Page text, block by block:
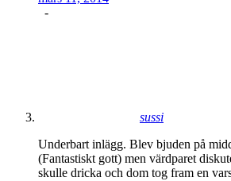
-
sussi
Underbart inlägg. Blev bjuden på
(Fantastiskt gott) men värdparet
skulle dricka och dom tog fram en